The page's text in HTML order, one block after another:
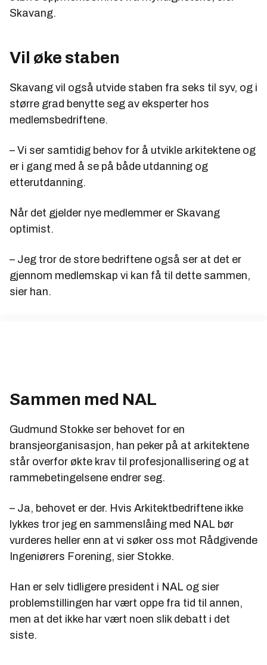
Skavang.
Vil øke staben
Skavang vil også utvide staben fra seks til syv, og i
større grad benytte seg av eksperter hos
medlemsbedriftene.
– Vi ser samtidig behov for å utvikle arkitektene og
er i gang med å se på både utdanning og
etterutdanning.
Når det gjelder nye medlemmer er Skavang
optimist.
– Jeg tror de store bedriftene også ser at det er
gjennom medlemskap vi kan få til dette sammen,
sier han.
Sammen med NAL
Gudmund Stokke ser behovet for en
bransjeorganisasjon, han peker på at arkitektene
står overfor økte krav til profesjonallisering og at
rammebetingelsene endrer seg.
– Ja, behovet er der. Hvis Arkitektbedriftene ikke
lykkes tror jeg en sammenslåing med NAL bør
vurderes heller enn at vi søker oss mot Rådgivende
Ingeniørers Forening, sier Stokke.
Han er selv tidligere president i NAL og sier
problemstillingen har vært oppe fra tid til annen,
men at det ikke har vært noen slik debatt i det
siste.